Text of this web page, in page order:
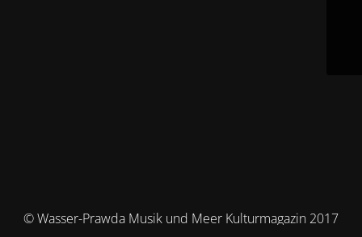
© Wasser-Prawda Musik und Meer Kulturmagazin 2017